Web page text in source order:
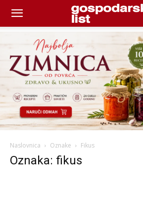
Naslovnica Oznake Fikus
Oznaka: fikus